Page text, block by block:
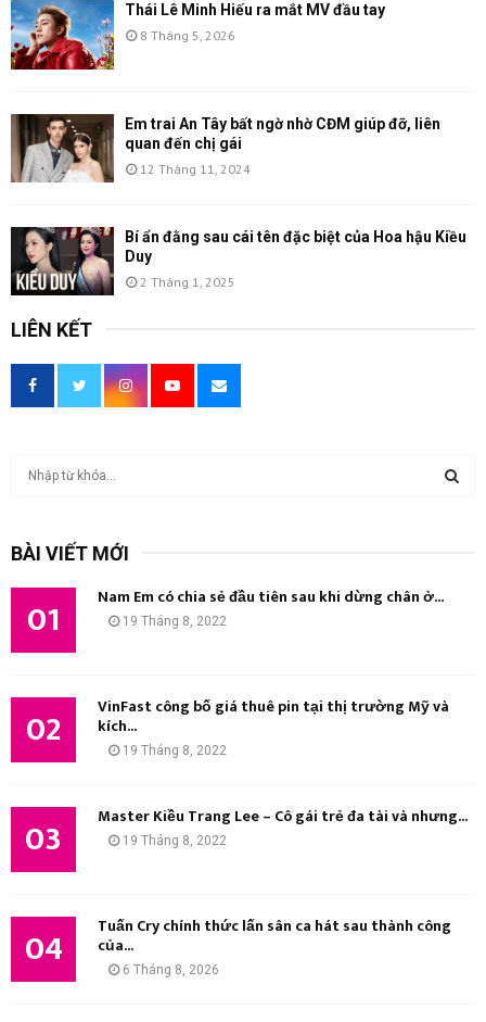
Thái Lê Minh Hiếu ra mắt MV đầu tay
8 Tháng 5, 2026
Em trai An Tây bất ngờ nhờ CĐM giúp đỡ, liên
quan đến chị gái
12 Tháng 11, 2024
Bí ẩn đằng sau cái tên đặc biệt của Hoa hậu Kiều
Duy
2 Tháng 1, 2025
LIÊN KẾT
iBÀI VIẾT MỚI
01 Nam Em có chia sẻ đầu tiên sau khi dừng chân ở...
19 Tháng 8, 2022
02 VinFast công bố giá thuê pin tại thị trường Mỹ và
kích...
19 Tháng 8, 2022
03 Master Kiều Trang Lee – Cô gái trẻ đa tài và nhưng...
19 Tháng 8, 2022
04 Tuấn Cry chính thức lấn sân ca hát sau thành công
của...
6 Tháng 8, 2026